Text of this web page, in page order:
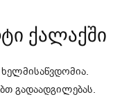
ქალაქში
გადაადგილებას.